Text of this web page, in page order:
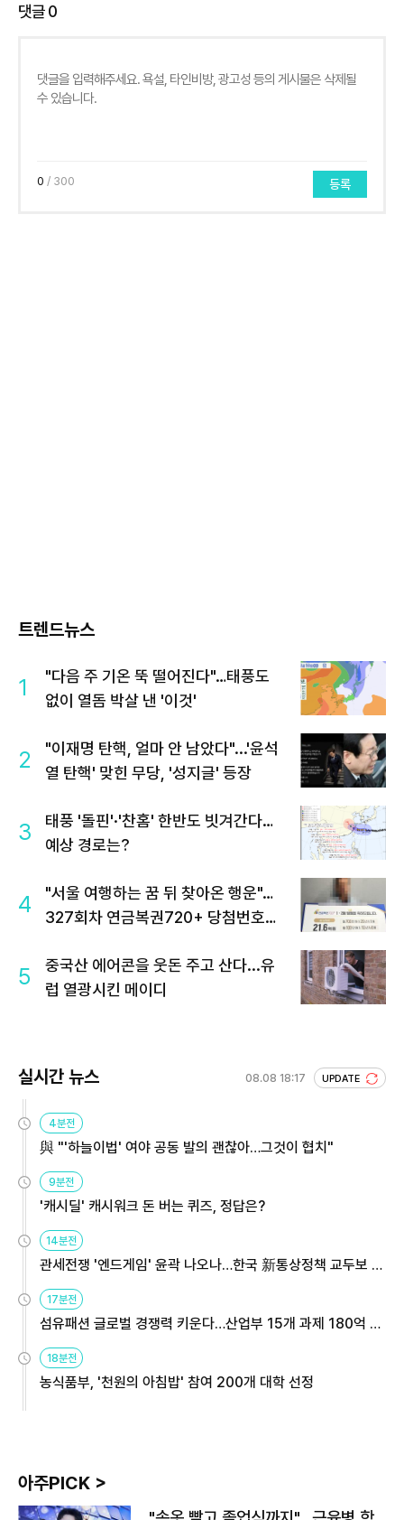
댓글0
0 / 300 등록
트렌드뉴스
1
"다음 주 기온 뚝 떨어진다"…태풍도
없이 열돔 박살 낸 '이것'
2
"이재명 탄핵, 얼마 안 남았다"...'윤석
열 탄핵' 맞힌 무당, '성지글' 등장
3
태풍 '돌핀'·'찬홈' 한반도 빗겨간다…
예상 경로는?
4
"서울 여행하는 꿈 뒤 찾아온 행운"…
327회차 연금복권720+ 당첨번호조
5
중국산 에어콘을 웃돈 주고 산다...유
럽 열광시킨 메이디
실시간 뉴스 08.08 18:17 UPDATE
4분전
與 "'하늘이법' 여야 공동 발의 괜찮아…그것이 협치"
9분전
'캐시딜' 캐시워크 돈 버는 퀴즈, 정답은?
14분전
관세전쟁 '엔드게임' 윤곽 나오나…한국 新통상정책 교두보 활
17분전
섬유패션 글로벌 경쟁력 키운다…산업부 15개 과제 180억 지
18분전
농식품부, '천원의 아침밥' 참여 200개 대학 선정
아주PICK >